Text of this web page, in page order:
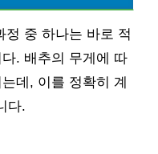
정 중 하나는 바로 적
. 배추의 무게에 따
데, 이를 정확히 계
다.